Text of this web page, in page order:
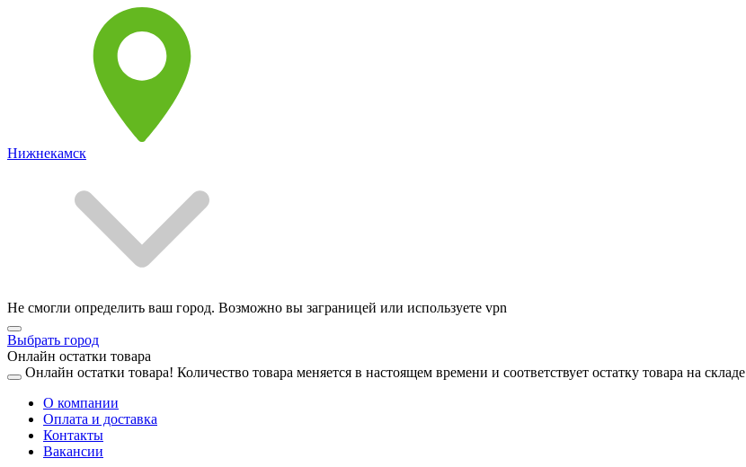
Нижнекамск
Не смогли определить ваш город. Возможно вы заграницей или используете vpn
Выбрать город
Онлайн остатки товара
Онлайн остатки товара! Количество товара меняется в настоящем времени и соответствует остатку товара на складе
О компании
Оплата и доставка
Контакты
Вакансии